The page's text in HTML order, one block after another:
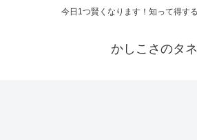
今日1つ賢くなります！知って得す
かしこさのタネ